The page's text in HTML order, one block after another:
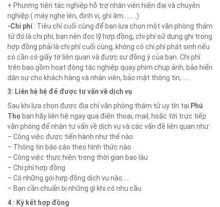
+ Phương tiện tác nghiệp hỗ trợ nhân viên hiện đại và chuyên
nghiệp ( máy nghe lén, định vị, ghi âm………)
-Chi phí : Tiêu chí cuối cùng để bạn lựa chọn một văn phòng thám
tử đó là chi phí, bạn nên đọc lỹ hợp đồng, chi phí sử dụng ghi trong
hợp đồng phải là chi phí cuối cùng, không có chi phí phát sinh nếu
có cần có giấy tờ liên quan và được sự đồng ý của bạn. Chi phí
trên bao gồm hoạt động tác nghiệp quay phim chụp ảnh, bảo hiển
dân sự cho khách hàng và nhân viên, bảo mật thông tin, …..
3: Liên hệ hệ để được tư vấn về dịch vụ
Sau khi lựa chọn được địa chỉ văn phòng thám tử uy tín tại Phú
Thọ bạn hãy liên hệ ngay qua điện thoại, mail, hoặc tới trực tiếp
văn phòng để nhận tư vấn về dịch vụ và các vấn đề liên quan như:
– Công việc được tiến hành như thế nào
– Thông tin báo cáo theo hình thức nào
– Công việc thực hiện trong thời gian bao lâu
– Chi phí hợp đồng
– Có những gói hợp đồng dịch vụ nào…..
– Bạn cần chuẩn bị những gì khi có nhu cầu
4 : Ký kết hợp đồng